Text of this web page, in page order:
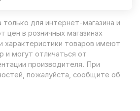
для интернет-магазина и
цен в розничных магазинах
характеристики товаров имеют
и могут отличаться от
производителя. При
пожалуйста, сообщите об